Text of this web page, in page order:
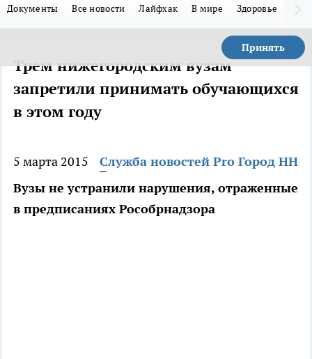
Документы Все новости Лайфхак В мире Здоровье
Принять
Трем нижегородским вузам
запретили принимать обучающихся
в этом году
5 марта 2015
Служба новостей Pro Город НН
Вузы не устранили нарушения, отраженные
в предписаниях Рособрнадзора